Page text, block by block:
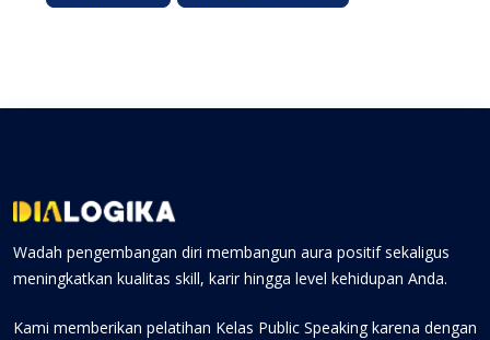
Wadah pengembangan diri membangun aura positif sekaligus
meningkatkan kualitas skill, karir hingga level kehidupan Anda.
Kami memberikan pelatihan Kelas Public Speaking karena dengan